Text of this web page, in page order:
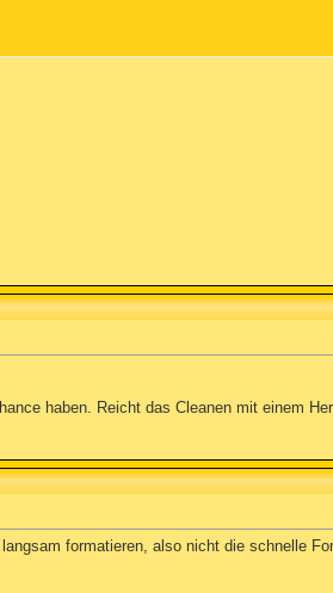
haben. Reicht das Cleanen mit einem
formatieren, also nicht die schnelle